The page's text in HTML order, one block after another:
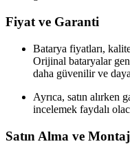
Fiyat ve Garanti
Batarya fiyatları,
Orijinal bataryalar
daha güvenilir ve
Ayrıca, satın alırken
incelemek faydalı
Satın Alma ve